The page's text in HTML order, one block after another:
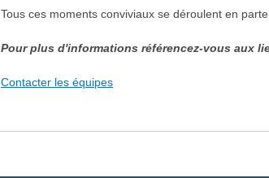
Tous ces moments conviviaux se déroulent en
Pour plus d'informations référencez-vous aux
Contacter les équipes